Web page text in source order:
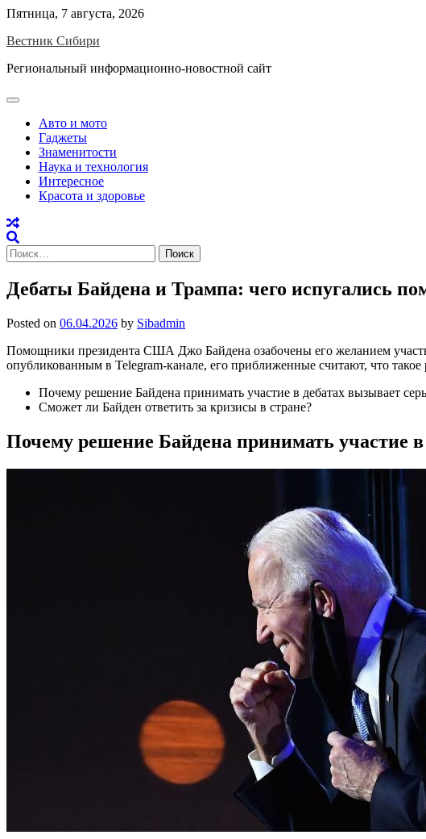
Skip
content
Пятница, 7 августа, 2026
Вестник Сибири
Региональный информационно-новостной сайт
Авто и мото
Гаджеты
Знаменитости
Наука и технология
Интересное
Красота и здоровье
Найти:
Дебаты Байдена и Трампа: чего испугались
Posted on 06.04.2026 by Sibadmin
Помощники президента США Джо Байдена озабочены его желанием
опубликованным в Telegram-канале, его приближенные считают, что
Почему решение Байдена принимать участие в дебатах вызывает
Сможет ли Байден ответить за кризисы в стране?
Почему решение Байдена принимать участие